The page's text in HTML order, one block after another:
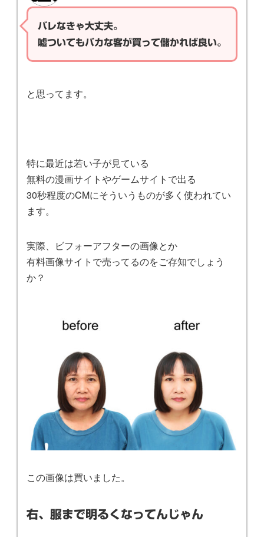
バレなきゃ大丈夫。
嘘ついてもバカな客が買って儲かれば良い。
と思ってます。
特に最近は若い子が見ている
無料の漫画サイトやゲームサイトで出る
30秒程度のCMにそういうものが多く使われてい
ます。
実際、ビフォーアフターの画像とか
有料画像サイトで売ってるのをご存知でしょう
か？
この画像は買いました。
右、服まで明るくなってんじゃん